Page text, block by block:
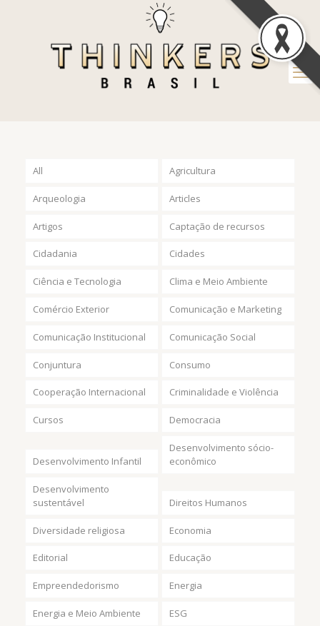
All Agricultura
Arqueologia Articles
Artigos Captação de recursos
Cidadania Cidades
Ciência e Tecnologia Clima e Meio Ambiente
Comércio Exterior Comunicação e Marketing
Comunicação Institucional Comunicação Social
Conjuntura Consumo
Cooperação Internacional Criminalidade e Violência
Cursos Democracia
Desenvolvimento Infantil
Desenvolvimento sócio-
econômico
Desenvolvimento
sustentável
Direitos Humanos
Diversidade religiosa Economia
Editorial Educação
Empreendedorismo Energia
Energia e Meio Ambiente ESG